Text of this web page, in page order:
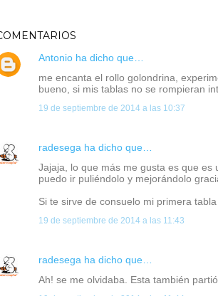
Antonio ha dicho que…
me encanta el rollo golondrina,
bueno, si mis tablas no se rompieran
19 de septiembre de 2014 a las 10:37
radesega ha dicho que…
Jajaja, lo que más me gusta es que es
puedo ir puliéndolo y mejorándolo
Si te sirve de consuelo mi primera
19 de septiembre de 2014 a las 11:43
radesega ha dicho que…
Ah! se me olvidaba. Esta también